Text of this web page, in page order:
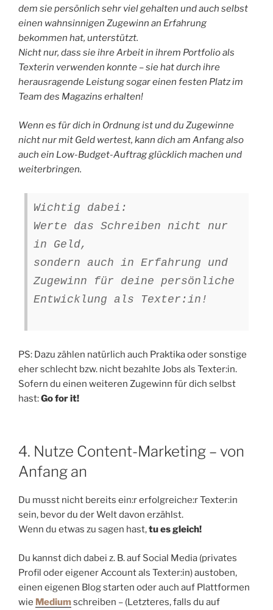
dem sie persönlich sehr viel gehalten und auch selbst
einen wahnsinnigen Zugewinn an Erfahrung
bekommen hat, unterstützt.
Nicht nur, dass sie ihre Arbeit in ihrem Portfolio als
Texterin verwenden konnte – sie hat durch ihre
herausragende Leistung sogar einen festen Platz im
Team des Magazins erhalten!
Wenn es für dich in Ordnung ist und du Zugewinne
nicht nur mit Geld wertest, kann dich am Anfang also
auch ein Low-Budget-Auftrag glücklich machen und
weiterbringen.
Wichtig dabei:
Werte das Schreiben nicht nur
in Geld,
sondern auch in Erfahrung und
Zugewinn für deine persönliche
Entwicklung als Texter:in!
PS: Dazu zählen natürlich auch Praktika oder sonstige
eher schlecht bzw. nicht bezahlte Jobs als Texter:in.
Sofern du einen weiteren Zugewinn für dich selbst
hast:Go for it!
4. Nutze Content-Marketing – von
Anfang an
Du musst nicht bereits ein:r erfolgreiche:r Texter:in
sein, bevor du der Welt davon erzählst.
Wenn du etwas zu sagen hast,tu es gleich!
Du kannst dich dabei z. B. auf Social Media (privates
Profil oder eigener Account als Texter:in) austoben,
einen eigenen Blog starten oder auch auf Plattformen
wie Mediumschreiben – (Letzteres, falls du auf